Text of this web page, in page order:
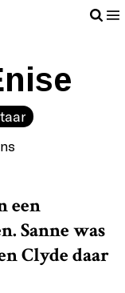
een
Sanne was
Clyde daar